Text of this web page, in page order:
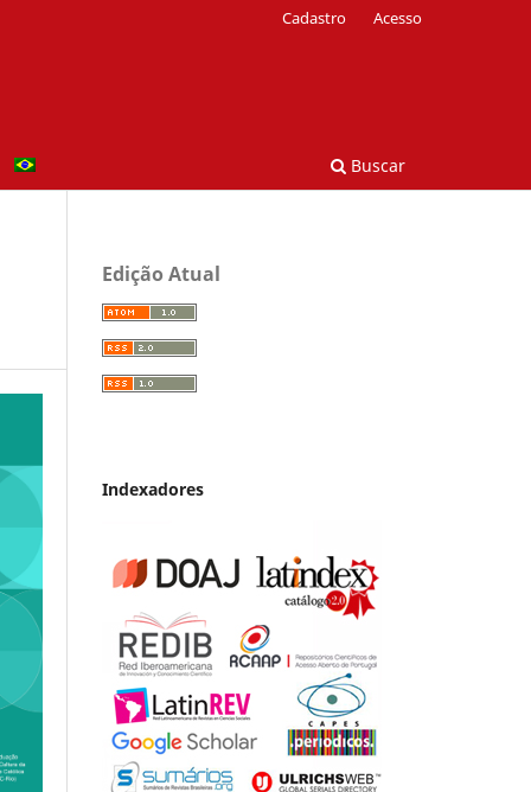
Buscar
Cadastro Acesso
Edição Atual
Indexadores